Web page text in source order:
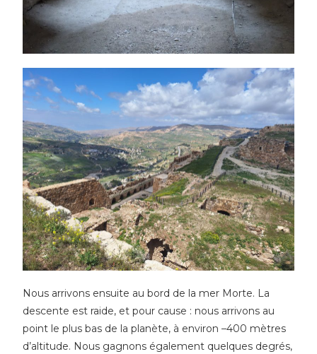
Nous arrivons ensuite au bord de la mer Morte. La
descente est raide, et pour cause : nous arrivons au
point le plus bas de la planète, à environ –400 mètres
d’altitude. Nous gagnons également quelques degrés,